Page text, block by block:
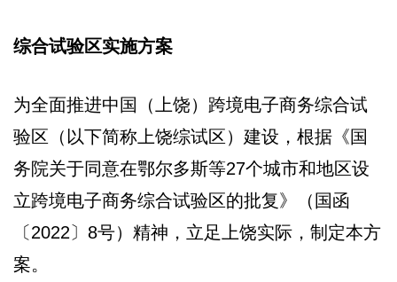
综合试验区实施方案
为全面推进中国（上饶）跨境电子商务综合试
验区（以下简称上饶综试区）建设，根据《国
务院关于同意在鄂尔多斯等27个城市和地区设
立跨境电子商务综合试验区的批复》（国函
〔2022〕8号）精神，立足上饶实际，制定本方
案。